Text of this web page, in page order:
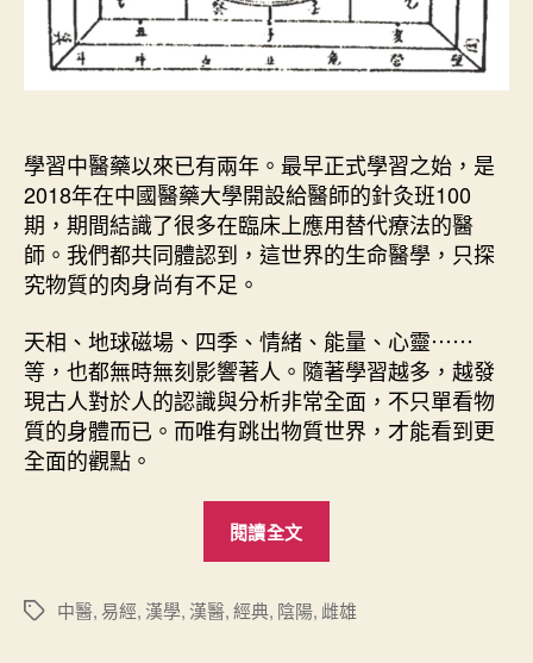
學習中醫藥以來已有兩年。最早正式學習之始，是
2018年在中國醫藥大學開設給醫師的針灸班100
期，期間結識了很多在臨床上應用替代療法的醫
師。我們都共同體認到，這世界的生命醫學，只探
究物質的肉身尚有不足。
天相、地球磁場、四季、情緒、能量、心靈⋯⋯
等，也都無時無刻影響著人。隨著學習越多，越發
現古人對於人的認識與分析非常全面，不只單看物
質的身體而已。而唯有跳出物質世界，才能看到更
全面的觀點。
閱讀全文
雌
標
中醫, 易經, 漢學, 漢醫,經典, 陰陽, 雌雄